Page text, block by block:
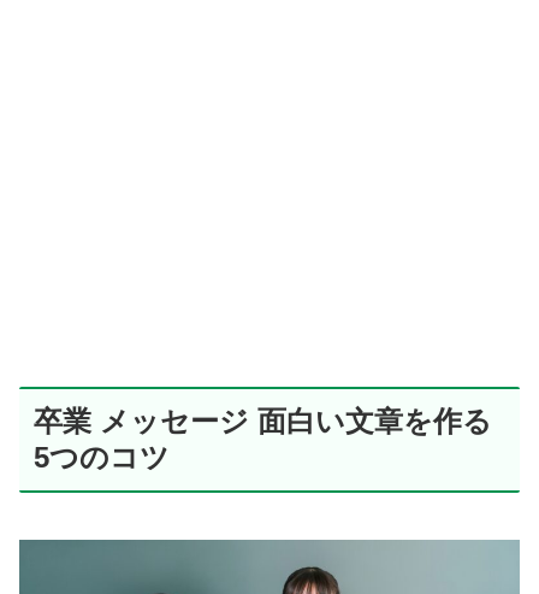
卒業 メッセージ 面白い文章を作る
5つのコツ